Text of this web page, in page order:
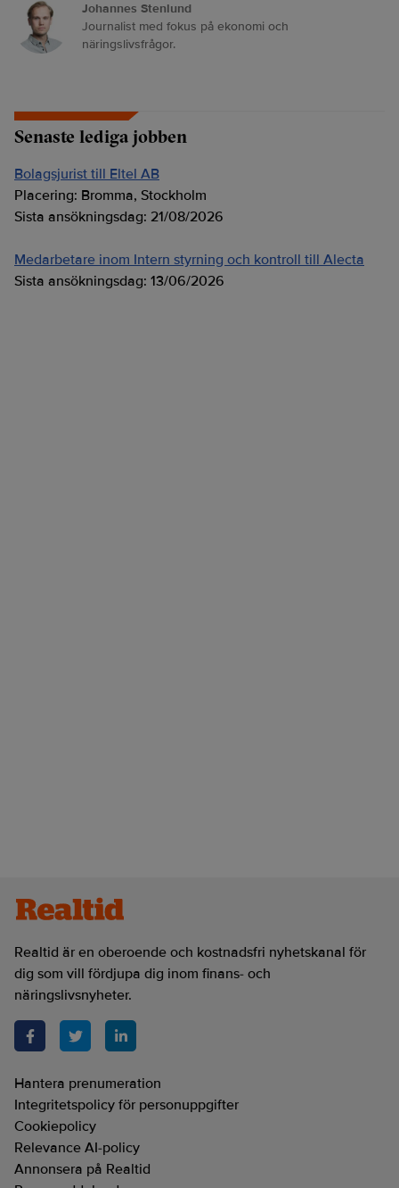
Johannes Stenlund
Journalist med fokus på ekonomi och
näringslivsfrågor.
Senaste lediga jobben
Bolagsjurist till Eltel AB
Placering: Bromma, Stockholm
Sista ansökningsdag: 21/08/2026
Medarbetare inom Intern styrning och kontroll till Alecta
Sista ansökningsdag: 13/06/2026
Realtid är en oberoende och kostnadsfri nyhetskanal för
dig som vill fördjupa dig inom finans- och
näringslivsnyheter.
Hantera prenumeration
Integritetspolicy för personuppgifter
Cookiepolicy
Relevance AI-policy
Annonsera på Realtid